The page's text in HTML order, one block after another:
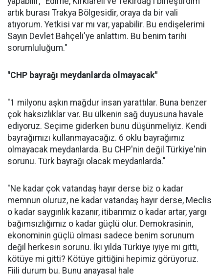
artık burası Trakya Bölgesidir, oraya da bir vali
atıyorum. Yetkisi var mı var, yapabilir. Bu endişelerimi
Sayın Devlet Bahçeli'ye anlattım. Bu benim tarihi
sorumluluğum."
"CHP bayrağı meydanlarda olmayacak"
"1 milyonu aşkın mağdur insan yarattılar. Buna benzer
çok haksızlıklar var. Bu ülkenin sağ duyusuna havale
ediyoruz. Seçime giderken bunu düşünmeliyiz. Kendi
bayrağımızı kullanmayacağız. 6 oklu bayrağımız
olmayacak meydanlarda. Bu CHP'nin değil Türkiye'nin
sorunu. Türk bayrağı olacak meydanlarda."
"Ne kadar çok vatandaş hayır derse biz o kadar
memnun oluruz, ne kadar vatandaş hayır derse, Meclis
o kadar saygınlık kazanır, itibarımız o kadar artar, yargı
bağımsızlığımız o kadar güçlü olur. Demokrasinin,
ekonominin güçlü olması sadece benim sorunum
değil herkesin sorunu. İki yılda Türkiye iyiye mi gitti,
kötüye mi gitti? Kötüye gittiğini hepimiz görüyoruz.
Fiili durum bu. Bunu anayasal hale